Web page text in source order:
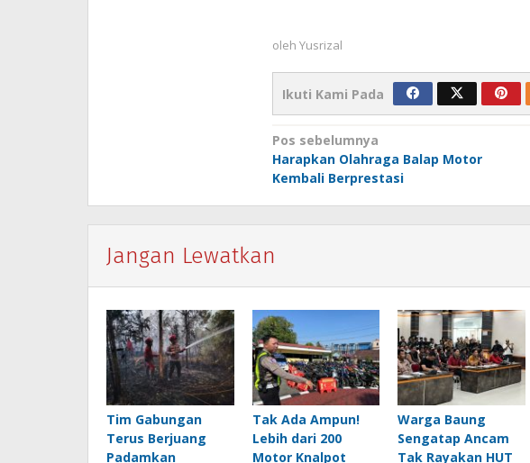
oleh Yusrizal
Ikuti Kami Pada
Navigasi
pos
Pos sebelumnya
Harapkan Olahraga Balap Motor
Kembali Berprestasi
Jangan Lewatkan
Tim Gabungan
Terus Berjuang
Padamkan
Tak Ada Ampun!
Lebih dari 200
Motor Knalpot
Warga Baung
Sengatap Ancam
Tak Rayakan HUT